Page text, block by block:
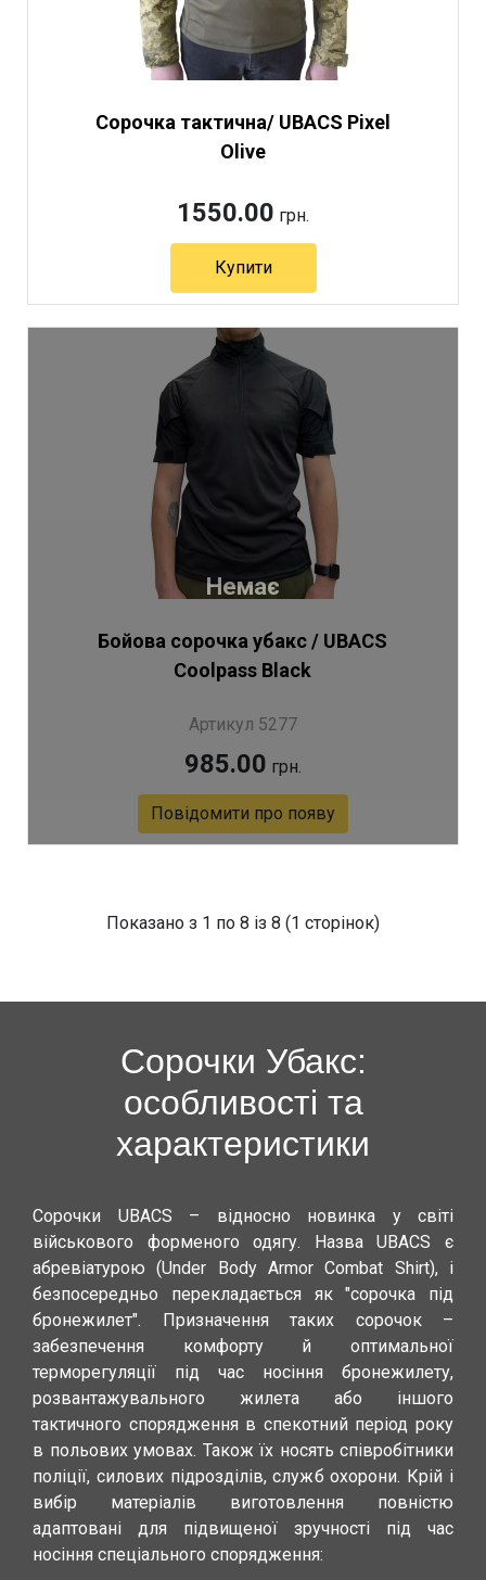
Сорочка тактична/ UBACS Pixel
Olive
1550.00 грн.
Купити
Немає
Бойова сорочка убакс / UBACS
Coolpass Black
Артикул 5277
985.00 грн.
Повідомити про появу
Показано з 1 по 8 із 8 (1 сторінок)
Сорочки Убакс:
особливості та
характеристики
Сорочки UBACS – відносно новинка у світі
військового форменого одягу. Назва UBACS є
абревіатурою (Under Body Armor Combat Shirt), і
безпосередньо перекладається як "сорочка під
бронежилет". Призначення таких сорочок –
забезпечення комфорту й оптимальної
терморегуляції під час носіння бронежилету,
розвантажувального жилета або іншого
тактичного спорядження в спекотний період року
в польових умовах. Також їх носять співробітники
поліції, силових підрозділів, служб охорони. Крій і
вибір матеріалів виготовлення повністю
адаптовані для підвищеної зручності під час
носіння спеціального спорядження: